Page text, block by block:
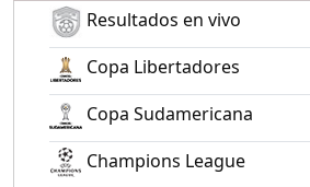
Resultados en vivo
Copa Libertadores
Copa Sudamericana
Champions League